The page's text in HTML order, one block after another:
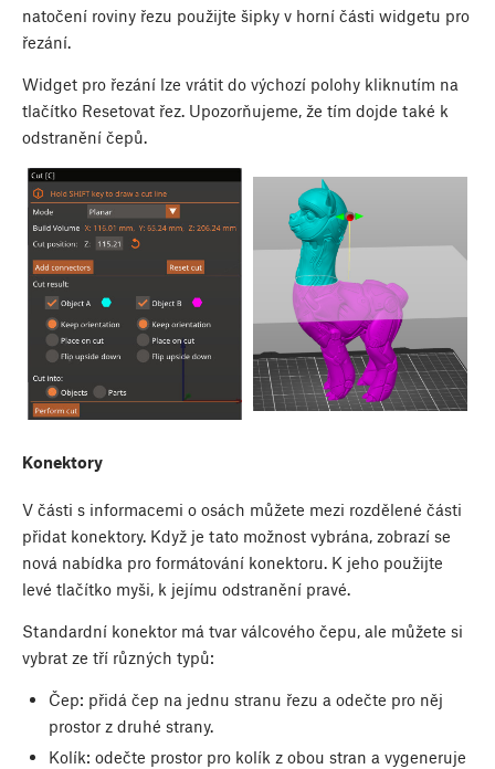
natočení roviny řezu použijte šipky v horní části widgetu pro
řezání.
Widget pro řezání lze vrátit do výchozí polohy kliknutím na
tlačítko Resetovat řez. Upozorňujeme, že tím dojde také k
odstranění čepů.
Konektory
V části s informacemi o osách můžete mezi rozdělené části
přidat konektory. Když je tato možnost vybrána, zobrazí se
nová nabídka pro formátování konektoru. K jeho použijte
levé tlačítko myši, k jejímu odstranění pravé.
Standardní konektor má tvar válcového čepu, ale můžete si
vybrat ze tří různých typů:
Čep: přidá čep na jednu stranu řezu a odečte pro něj
prostor z druhé strany.
Kolík: odečte prostor pro kolík z obou stran a vygeneruje